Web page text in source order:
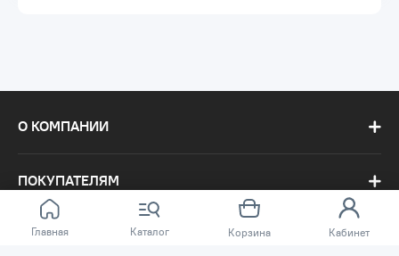
Главная Каталог Корзина Кабинет
О КОМПАНИИ
ПОКУПАТЕЛЯМ